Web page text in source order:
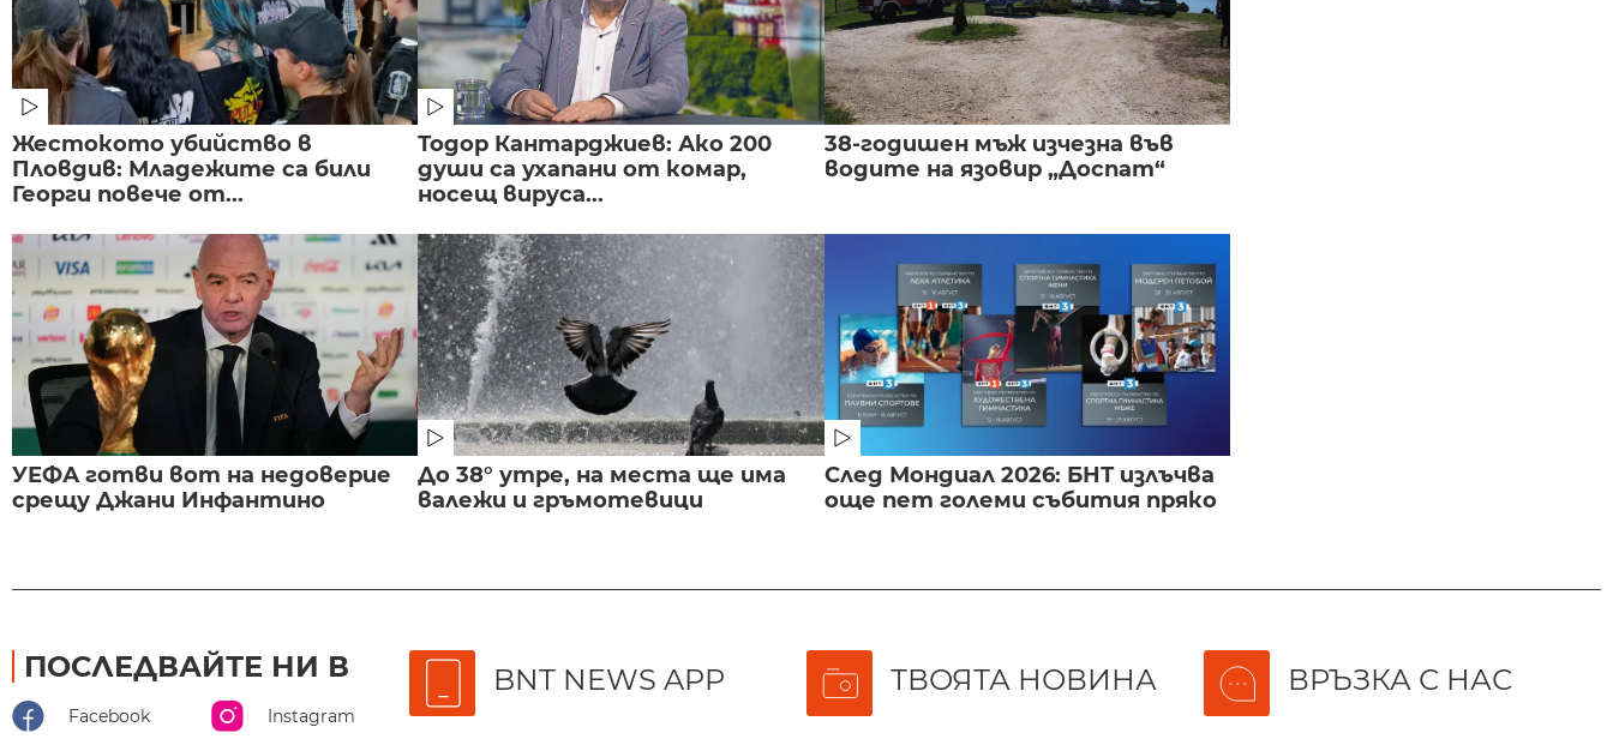
Жестокото убийство в
Пловдив: Младежите са били
Георги повече от...
Тодор Кантарджиев: Ако 200
души са ухапани от комар,
носещ вируса...
38-годишен мъж изчезна във
водите на язовир „Доспат“
УЕФА готви вот на недоверие
срещу Джани Инфантино
До 38° утре, на места ще има
валежи и гръмотевици
След Мондиал 2026: БНТ излъчва
още пет големи събития пряко
ПОСЛЕДВАЙТЕ НИ В
Facebook Instagram
BNT NEWS APP ТВОЯТА НОВИНА ВРЪЗКА С НАС